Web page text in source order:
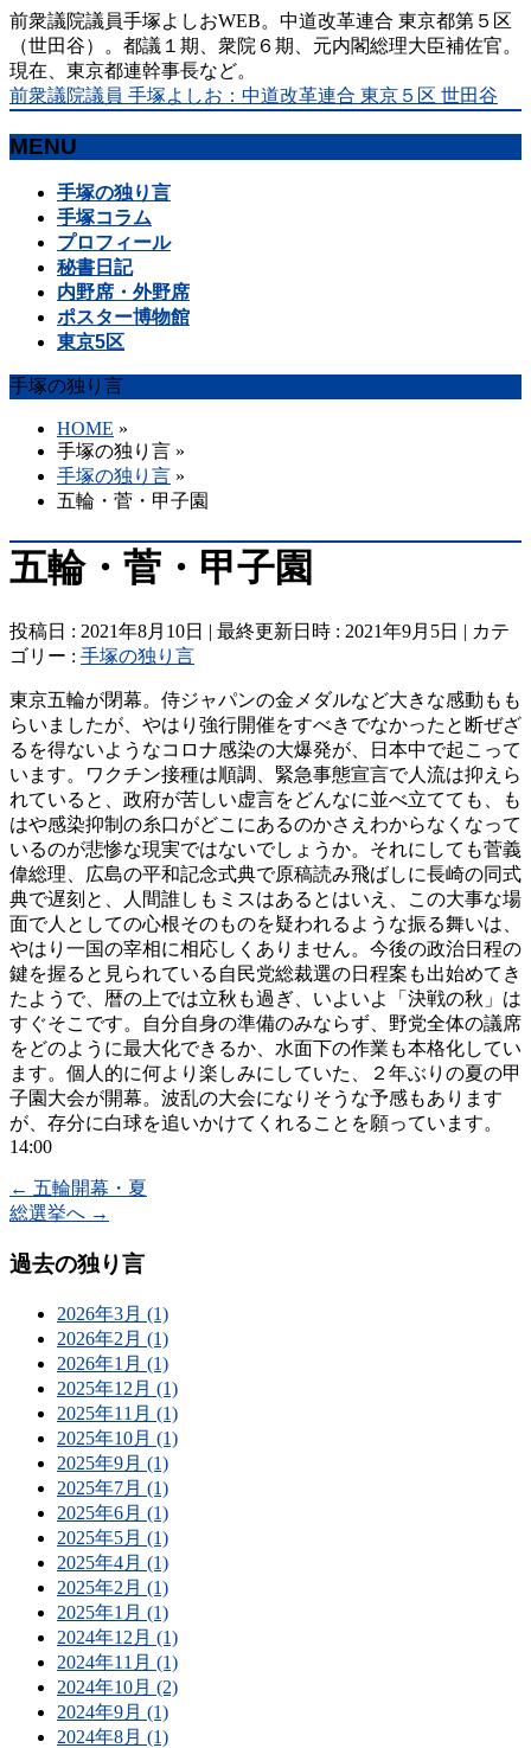
前衆議院議員手塚よしおWEB。中道改革連合 東京都第５区
（世田谷）。都議１期、衆院６期、元内閣総理大臣補佐官。
現在、東京都連幹事長など。
前衆議院議員 手塚よしお：中道改革連合 東京５区 世田谷
MENU
手塚の独り言
手塚コラム
プロフィール
秘書日記
内野席・外野席
ポスター博物館
東京5区
手塚の独り言
HOME »
手塚の独り言 »
手塚の独り言 »
五輪・菅・甲子園
五輪・菅・甲子園
投稿日 : 2021年8月10日 最終更新日時 : 2021年9月5日
カテ
ゴリー : 手塚の独り言
東京五輪が閉幕。侍ジャパンの金メダルなど大きな感動もも
らいましたが、やはり強行開催をすべきでなかったと断ぜざ
るを得ないようなコロナ感染の大爆発が、日本中で起こって
います。ワクチン接種は順調、緊急事態宣言で人流は抑えら
れていると、政府が苦しい虚言をどんなに並べ立てても、も
はや感染抑制の糸口がどこにあるのかさえわからなくなって
いるのが悲惨な現実ではないでしょうか。それにしても菅義
偉総理、広島の平和記念式典で原稿読み飛ばしに長崎の同式
典で遅刻と、人間誰しもミスはあるとはいえ、この大事な場
面で人としての心根そのものを疑われるような振る舞いは、
やはり一国の宰相に相応しくありません。今後の政治日程の
鍵を握ると見られている自民党総裁選の日程案も出始めてき
たようで、暦の上では立秋も過ぎ、いよいよ「決戦の秋」は
すぐそこです。自分自身の準備のみならず、野党全体の議席
をどのように最大化できるか、水面下の作業も本格化してい
ます。個人的に何より楽しみにしていた、２年ぶりの夏の甲
子園大会が開幕。波乱の大会になりそうな予感もあります
が、存分に白球を追いかけてくれることを願っています。
14:00
← 五輪開幕・夏
総選挙へ →
過去の独り言
2026年3月 (1)
2026年2月 (1)
2026年1月 (1)
2025年12月 (1)
2025年11月 (1)
2025年10月 (1)
2025年9月 (1)
2025年7月 (1)
2025年6月 (1)
2025年5月 (1)
2025年4月 (1)
2025年2月 (1)
2025年1月 (1)
2024年12月 (1)
2024年11月 (1)
2024年10月 (2)
2024年9月 (1)
2024年8月 (1)